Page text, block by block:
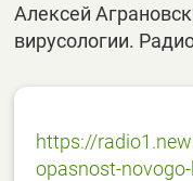
Алексей
вирусологии.
https://
opasnost-